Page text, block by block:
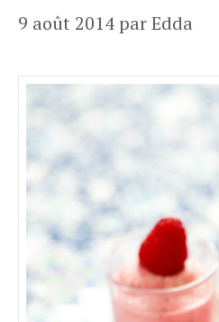
9 août 2014 parEdda